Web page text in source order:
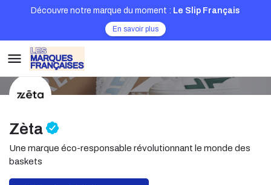
Découvre notre marque du moment : Le Slip Français
En savoir plus
Zèta
Une marque éco-responsable révolutionnant le monde des
baskets